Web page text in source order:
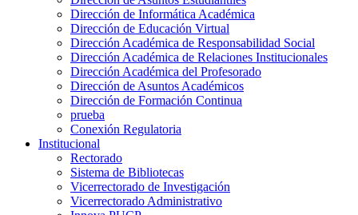
Dirección de Informática Académica
Dirección de Educación Virtual
Dirección Académica de Responsabilidad Social
Dirección Académica de Relaciones Institucionales
Dirección Académica del Profesorado
Dirección de Asuntos Académicos
Dirección de Formación Continua
prueba
Conexión Regulatoria
Institucional
Rectorado
Sistema de Bibliotecas
Vicerrectorado de Investigación
Vicerrectorado Administrativo